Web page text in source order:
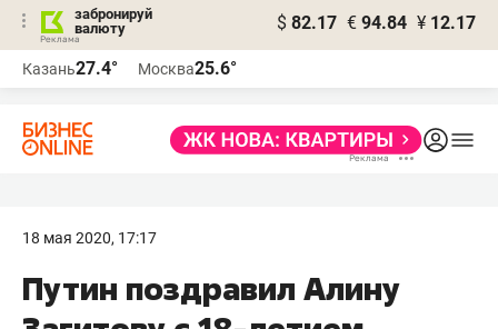
забронируй
валюту
$ 82.17 € 94.84 ¥ 12.17
Казань27.4° Москва25.6°
18 мая 2020, 17:17
Путин поздравил Алину